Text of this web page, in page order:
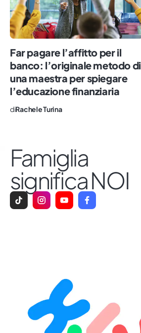
Far pagare l’affitto per il
banco: l’originale metodo di
una maestra per spiegare
l’educazione finanziaria
diRachele Turina
Famiglia
significa NOI